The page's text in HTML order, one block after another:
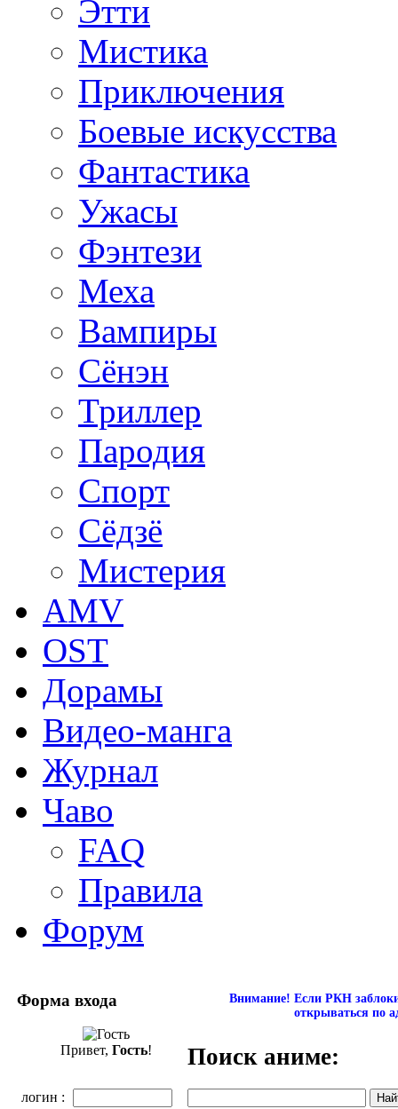
Этти
Мистика
Приключения
Боевые искусства
Фантастика
Ужасы
Фэнтези
Меха
Вампиры
Сёнэн
Триллер
Пародия
Спорт
Сёдзё
Мистерия
AMV
OST
Дорамы
Видео-манга
Журнал
Чаво
FAQ
Правила
Форум
Форма входа
Привет, Гость!
логин :
Внимание! Если РКН
открываться по
Поиск аниме: